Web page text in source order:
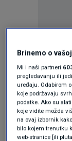
KAKVO
Pridruži
Brinemo o
Mi i naši partneri
pregledavanju ili
uređaju. Odabirom
koje podržavaju
podatke. Ako su
koje vidite možda
na ovaj izbornik
bilo kojem trenutku
web-stranice [ili